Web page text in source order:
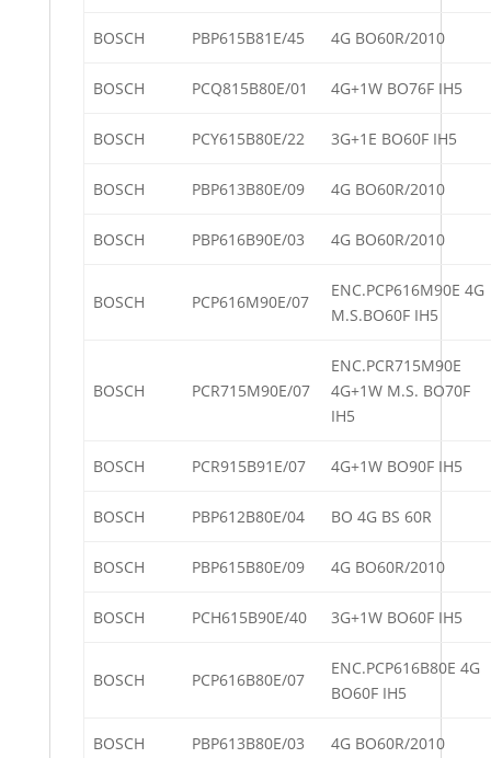
BOSCH PBP615B81E/45 4G BO60R/2010
BOSCH PCQ815B80E/01 4G+1W BO76F IH5
BOSCH PCY615B80E/22 3G+1E BO60F IH5
BOSCH PBP613B80E/09 4G BO60R/2010
BOSCH PBP616B90E/03 4G BO60R/2010
BOSCH PCP616M90E/07
ENC.PCP616M90E 4G
M.S.BO60F IH5
BOSCH PCR715M90E/07
ENC.PCR715M90E
4G+1W M.S. BO70F
IH5
BOSCH PCR915B91E/07 4G+1W BO90F IH5
BOSCH PBP612B80E/04 BO 4G BS 60R
BOSCH PBP615B80E/09 4G BO60R/2010
BOSCH PCH615B90E/40 3G+1W BO60F IH5
BOSCH PCP616B80E/07
ENC.PCP616B80E 4G
BO60F IH5
BOSCH PBP613B80E/03 4G BO60R/2010